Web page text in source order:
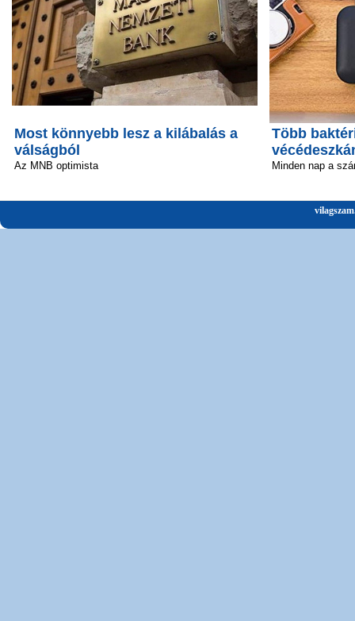
Most könnyebb lesz a kilábalás a
válságból
Az MNB optimista
Több
Minden nap a